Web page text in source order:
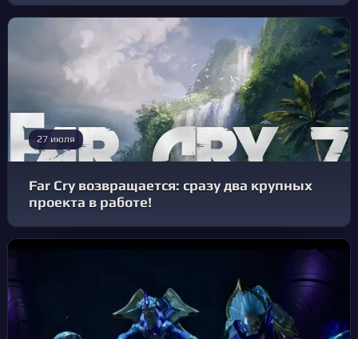
27 июля
Far Cry возвращается: сразу два крупных
проекта в работе!